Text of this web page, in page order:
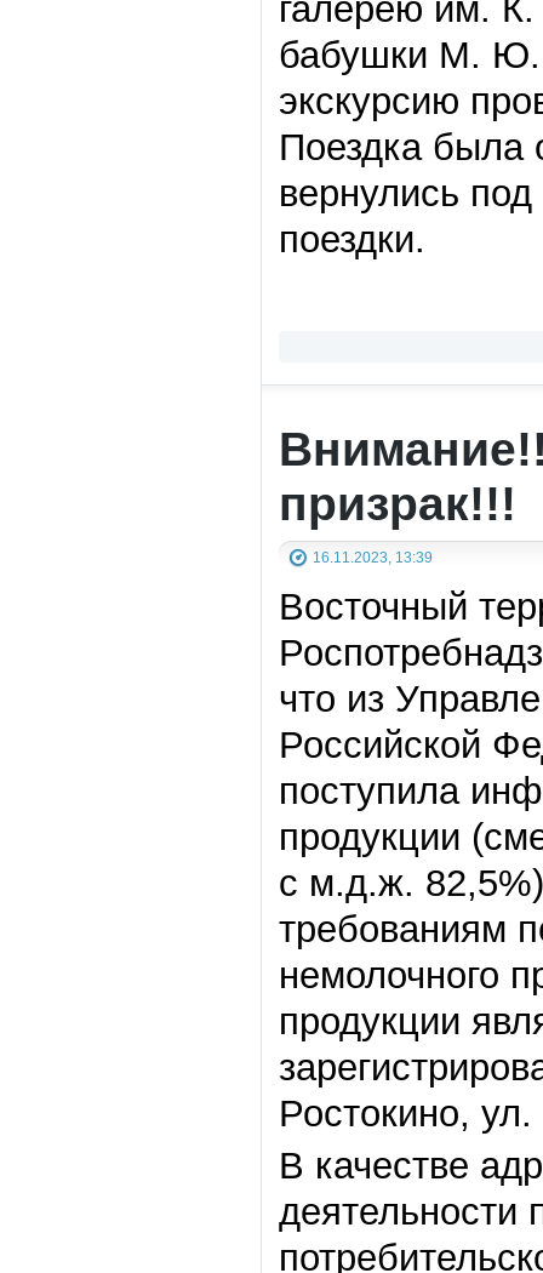
галерею им. К.
бабушки М. Ю.
экскурсию
Поездка была
вернулись
поездки.
призрак!!!
16.11.2023, 13:39
Восточный
что из
Российской
поступила
продукции
с м.д.ж.
требованиям
немолочного
продукции
Ростокино,
В качестве
деятельности